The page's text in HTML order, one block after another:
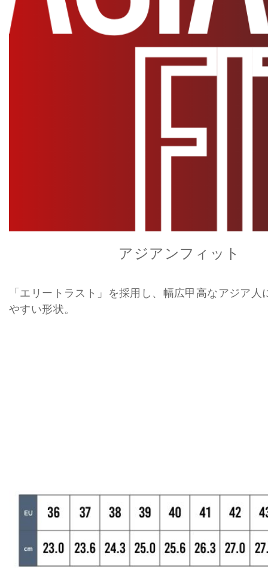
アジアンフィット
「エリートラスト」を採用し、幅広甲高なアジア人
やすい形状。